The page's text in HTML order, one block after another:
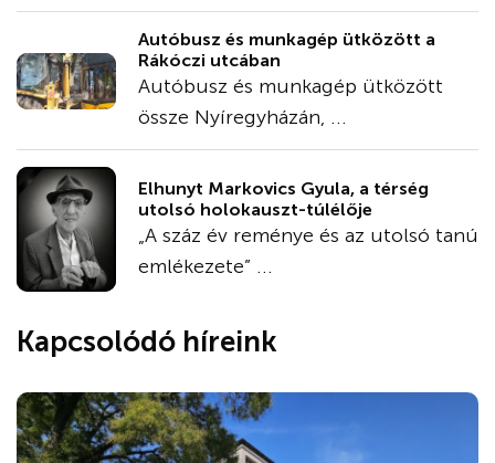
Autóbusz és munkagép ütközött a
Rákóczi utcában
Autóbusz és munkagép ütközött
össze Nyíregyházán, ...
Elhunyt Markovics Gyula, a térség
utolsó holokauszt-túlélője
„A száz év reménye és az utolsó tanú
emlékezete” ...
Kapcsolódó híreink